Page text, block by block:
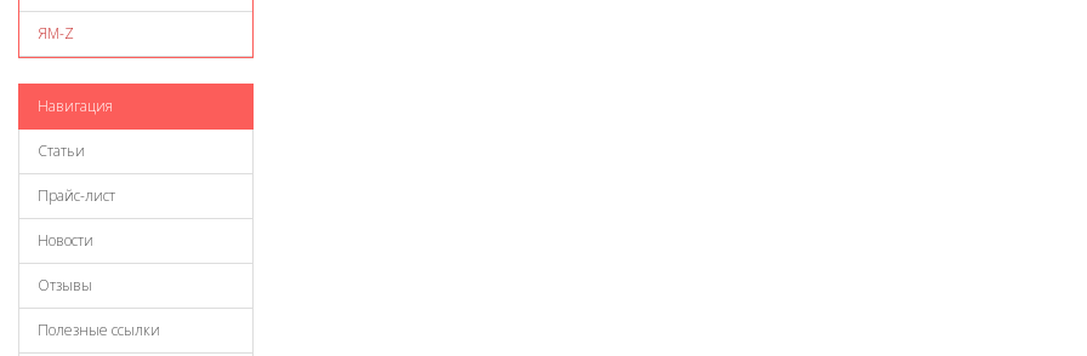
ЯМ-Z
Навигация
Статьи
Прайс-лист
Новости
Отзывы
Полезные ссылки